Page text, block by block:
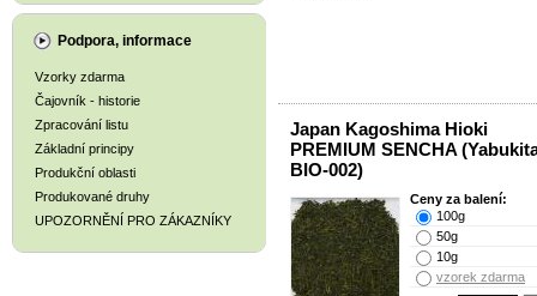
Podpora, informace
Vzorky zdarma
Čajovník - historie
Zpracování listu
Základní principy
Produkční oblasti
Produkované druhy
UPOZORNĚNÍ PRO ZÁKAZNÍKY
Japan Kagoshima Hioki
PREMIUM SENCHA
BIO-002)
Ceny za balení:
100g
50g
10g
vzorek zdarma